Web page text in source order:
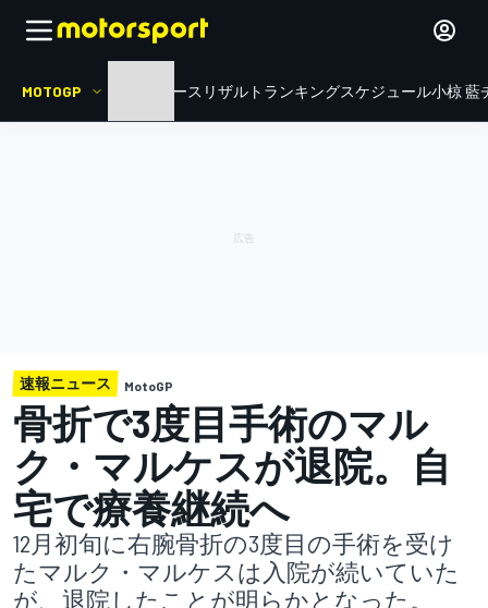
MOTOGP ニュース リザルト ランキングスケジュール小椋 藍
速報ニュース MotoGP
骨折で3度目手術のマル
ク・マルケスが退院。自
宅で療養継続へ
12月初旬に右腕骨折の3度目の手術を受け
たマルク・マルケスは入院が続いていた
が、退院したことが明らかとなった。